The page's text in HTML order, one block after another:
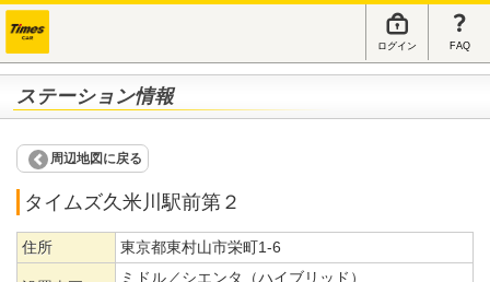
ログイン FAQ
ステーション情報
周辺地図に戻る
タイムズ久米川駅前第２
住所 東京都東村山市栄町1-6
ミドル／シエンタ（ハイブリッド）